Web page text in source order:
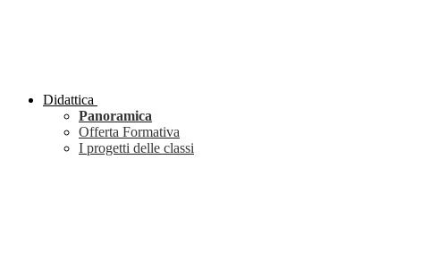
Didattica
Panoramica
Offerta Formativa
I progetti delle classi